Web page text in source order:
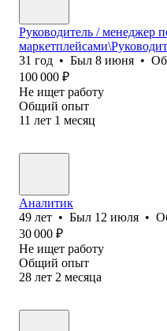
Руководитель / менеджер
31 год • Был 8 июня •
100 000 ₽
Не ищет работу
Общий опыт
11 лет 1 месяц
Аналитик
49 лет • Был 12 июля •
30 000 ₽
Не ищет работу
Общий опыт
28 лет 2 месяца